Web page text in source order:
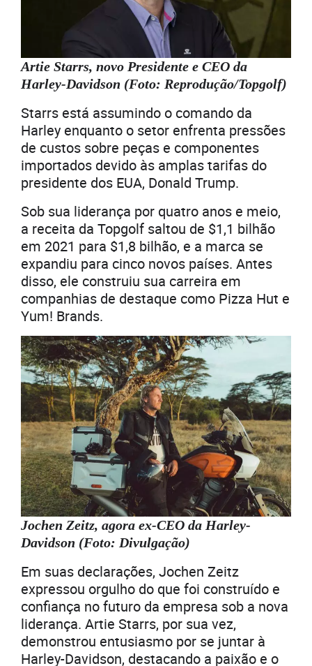
Artie Starrs, novo Presidente e CEO da
Harley-Davidson (Foto: Reprodução/Topgolf)
Starrs está assumindo o comando da
Harley enquanto o setor enfrenta pressões
de custos sobre peças e componentes
importados devido às amplas tarifas do
presidente dos EUA, Donald Trump.
Sob sua liderança por quatro anos e meio,
a receita da Topgolf saltou de $1,1 bilhão
em 2021 para $1,8 bilhão, e a marca se
expandiu para cinco novos países. Antes
disso, ele construiu sua carreira em
companhias de destaque como Pizza Hut e
Yum! Brands.
Jochen Zeitz, agora ex-CEO da Harley-
Davidson (Foto: Divulgação)
Em suas declarações, Jochen Zeitz
expressou orgulho do que foi construído e
confiança no futuro da empresa sob a nova
liderança. Artie Starrs, por sua vez,
demonstrou entusiasmo por se juntar à
Harley-Davidson, destacando a paixão e o